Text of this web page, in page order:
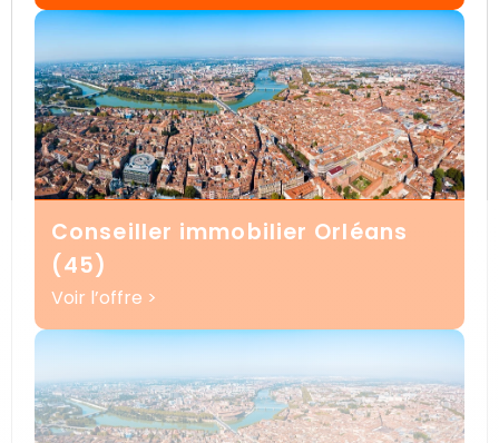
Conseiller immobilier Orléans
(45)
Voir l’offre >